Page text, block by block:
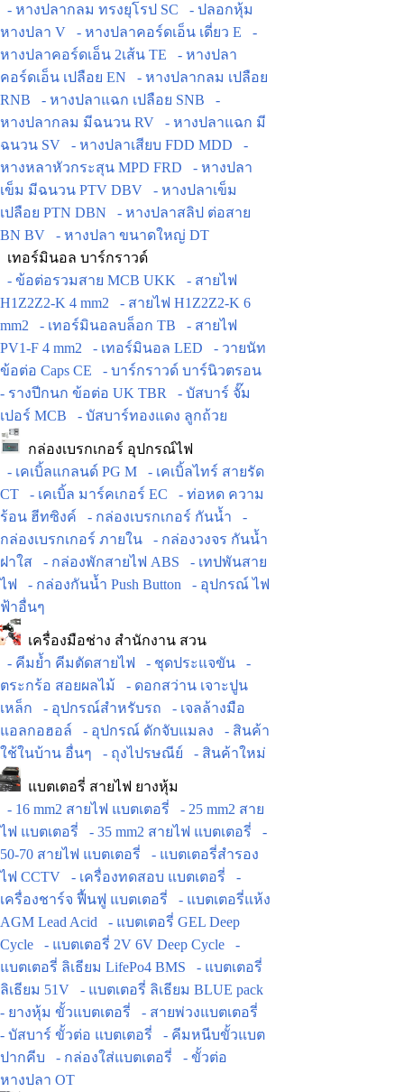
- หางปลากลม ทรงยุโรป SC
- ปลอกหุ้ม
หางปลา V
- หางปลาคอร์ดเอ็น เดี่ยว E
-
หางปลาคอร์ดเอ็น 2เส้น TE
- หางปลา
คอร์ดเอ็น เปลือย EN
- หางปลากลม เปลือย
RNB
- หางปลาแฉก เปลือย SNB
-
หางปลากลม มีฉนวน RV
- หางปลาแฉก มี
ฉนวน SV
- หางปลาเสียบ FDD MDD
-
หางหลาหัวกระสุน MPD FRD
- หางปลา
เข็ม มีฉนวน PTV DBV
- หางปลาเข็ม
เปลือย PTN DBN
- หางปลาสลิป ต่อสาย
BN BV
- หางปลา ขนาดใหญ่ DT
เทอร์มินอล บาร์กราวด์
- ข้อต่อรวมสาย MCB UKK
- สายไฟ
H1Z2Z2-K 4 mm2
- สายไฟ H1Z2Z2-K 6
mm2
- เทอร์มินอลบล็อก TB
- สายไฟ
PV1-F 4 mm2
- เทอร์มินอล LED
- วายนัท
ข้อต่อ Caps CE
- บาร์กราวด์ บาร์นิวตรอน
- รางปีกนก ข้อต่อ UK TBR
- บัสบาร์ จั๊ม
เปอร์ MCB
- บัสบาร์ทองแดง ลูกถ้วย
กล่องเบรกเกอร์ อุปกรณ์ไฟ
- เคเบิ้ลแกลนด์ PG M
- เคเบิ้ลไทร์ สายรัด
CT
- เคเบิ้ล มาร์คเกอร์ EC
- ท่อหด ความ
ร้อน ฮีทซิงค์
- กล่องเบรกเกอร์ กันน้ำ
-
กล่องเบรกเกอร์ ภายใน
- กล่องวงจร กันน้ำ
ฝาใส
- กล่องพักสายไฟ ABS
- เทปพันสาย
ไฟ
- กล่องกันน้ำ Push Button
- อุปกรณ์ ไฟ
ฟ้าอื่นๆ
เครื่องมือช่าง สำนักงาน สวน
- คีมย้ำ คีมตัดสายไฟ
- ชุดประแจขัน
-
ตระกร้อ สอยผลไม้
- ดอกสว่าน เจาะปูน
เหล็ก
- อุปกรณ์สำหรับรถ
- เจลล้างมือ
แอลกอฮอล์
- อุปกรณ์ ดักจับแมลง
- สินค้า
ใช้ในบ้าน อื่นๆ
- ถุงไปรษณีย์ - สินค้าใหม่
แบตเตอรี่ สายไฟ ยางหุ้ม
- 16 mm2 สายไฟ แบตเตอรี่
- 25 mm2 สาย
ไฟ แบตเตอรี่
- 35 mm2 สายไฟ แบตเตอรี่
-
50-70 สายไฟ แบตเตอรี่
- แบตเตอรี่สำรอง
ไฟ CCTV
- เครื่องทดสอบ แบตเตอรี่
-
เครื่องชาร์จ ฟื้นฟู แบตเตอรี่
- แบตเตอรี่แห้ง
AGM Lead Acid
- แบตเตอรี่ GEL Deep
Cycle
- แบตเตอรี่ 2V 6V Deep Cycle
-
แบตเตอรี่ ลิเธียม LifePo4 BMS
- แบตเตอรี่
ลิเธียม 51V
- แบตเตอรี่ ลิเธียม BLUE pack
- ยางหุ้ม ขั้วแบตเตอรี่
- สายพ่วงแบตเตอรี่
- บัสบาร์ ขั้วต่อ แบตเตอรี่
- คีมหนีบขั้วแบต
ปากคีบ
- กล่องใส่แบตเตอรี่
- ขั้วต่อ
หางปลา OT